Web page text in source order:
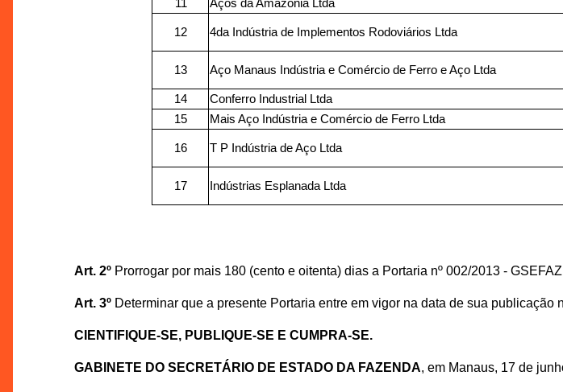
11
Aços da Amazônia Ltda
12 4da Indústria de Implementos Rodoviários Ltda
13 Aço Manaus Indústria e Comércio de Ferro e Aço Ltda
14
Conferro Industrial Ltda
15
Mais Aço Indústria e Comércio de Ferro Ltda
16 T P Indústria de Aço Ltda
17 Indústrias Esplanada Ltda
Art. 2ºProrrogar por mais 180 (cento e oitenta) dias a Portaria nº 002/2013 -
Art. 3ºDeterminar que a presente Portaria entre em vigor na data de sua
CIENTIFIQUE-SE, PUBLIQUE-SE E CUMPRA-SE.
GABINETE DO SECRETÁRIO DE ESTADO DA FAZENDA, em Manaus, 17 de